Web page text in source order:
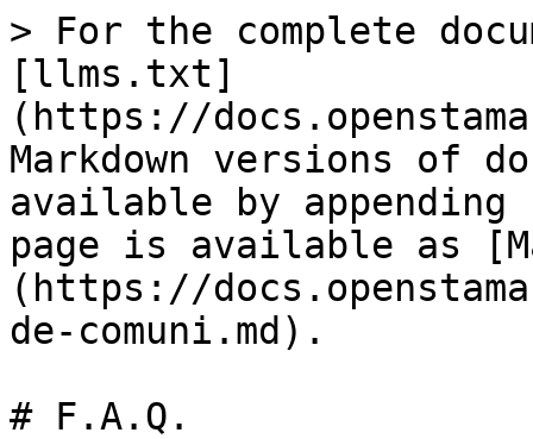
> For the complete
[llms.txt]
(https://
Markdown versions of
available by
page is available as
(https://
de-comuni.md).
# F.A.Q.